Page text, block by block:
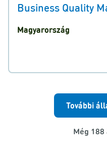
Business Quality
Magyarország
További
Még